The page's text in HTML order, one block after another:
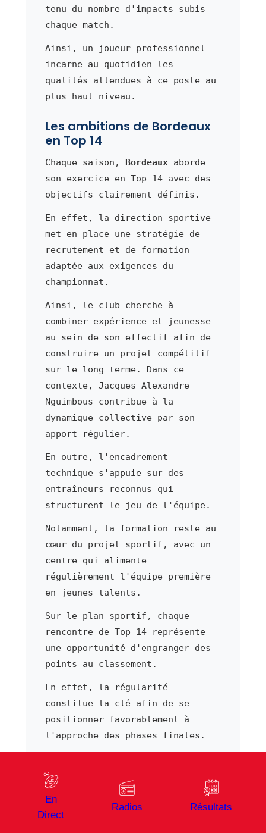
tenu du nombre d'impacts subis
chaque match.
Ainsi, un joueur professionnel
incarne au quotidien les
qualités attendues à ce poste au
plus haut niveau.
Les ambitions de Bordeaux
en Top 14
Chaque saison, Bordeauxaborde
son exercice en Top 14 avec des
objectifs clairement définis.
En effet, la direction sportive
met en place une stratégie de
recrutement et de formation
adaptée aux exigences du
championnat.
Ainsi, le club cherche à
combiner expérience et jeunesse
au sein de son effectif afin de
construire un projet compétitif
sur le long terme. Dans ce
contexte, Jacques Alexandre
Nguimbous contribue à la
dynamique collective par son
apport régulier.
En outre, l'encadrement
technique s'appuie sur des
entraîneurs reconnus qui
structurent le jeu de l'équipe.
Notamment, la formation reste au
cœur du projet sportif, avec un
centre qui alimente
régulièrement l'équipe première
en jeunes talents.
Sur le plan sportif, chaque
rencontre de Top 14 représente
une opportunité d'engranger des
points au classement.
En effet, la régularité
constitue la clé afin de se
positionner favorablement à
l'approche des phases finales.
domicile bénéficient d'un
soutien populaire fort.
Par ailleurs, chaque déplacement
En
Direct
Radios Résultats